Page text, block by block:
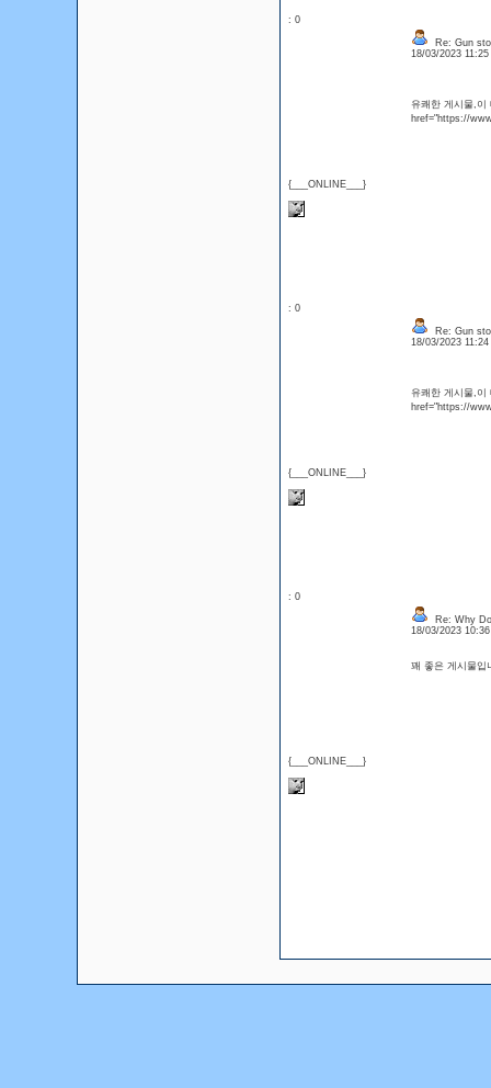
: 0
{___ONLINE___}
Re: Gun
18/03/2023
유쾌한 게시물,이
href="https://
: 0
{___ONLINE___}
Re: Gun
18/03/2023
유쾌한 게시물,이
href="https://
: 0
{___ONLINE___}
Re: Why
18/03/2023
꽤 좋은 게시물